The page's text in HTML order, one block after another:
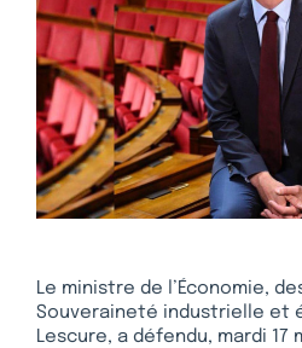
Le ministre de l’Économie,
Souveraineté industrielle et
Lescure, a défendu, mardi 17